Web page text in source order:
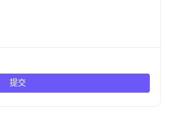
提交